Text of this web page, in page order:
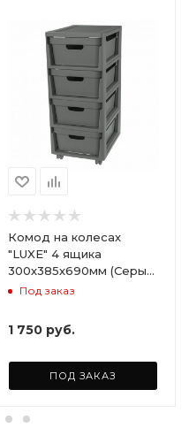
Комод на колесах
"LUXE" 4 ящика
300х385х690мм (Серый)
ARD258086
Под заказ
1 750 руб.
ПОД ЗАКАЗ